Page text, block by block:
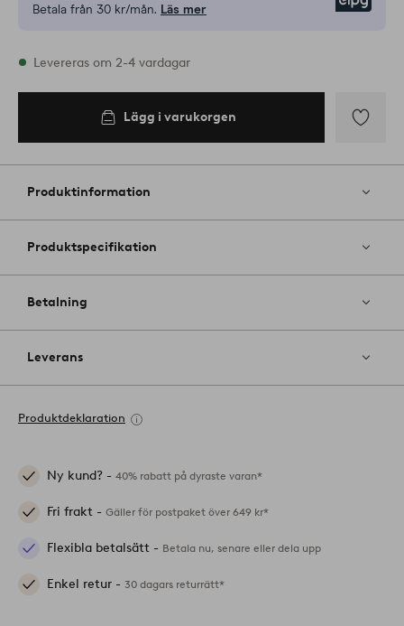
Betala från 30 kr/mån. Läs mer
I lager
Levereras om 2-4 vardagar
Lägg i varukorgen
till
favoriter
Produktinformation
Produktspecifikation
Betalning
Leverans
Produktdeklaration
Ny kund? - 40% rabatt på dyraste varan*
Fri frakt - Gäller för postpaket över 649 kr*
Flexibla betalsätt - Betala nu, senare eller dela upp
Enkel retur - 30 dagars returrätt*